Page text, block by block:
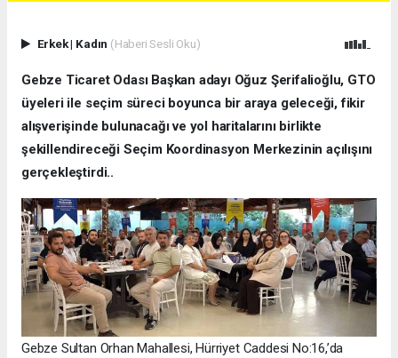
Erkek| Kadın (Haberi Sesli Oku)
Gebze Ticaret Odası Başkan adayı Oğuz Şerifalioğlu, GTO
üyeleri ile seçim süreci boyunca bir araya geleceği, fikir
alışverişinde bulunacağı ve yol haritalarını birlikte
şekillendireceği Seçim Koordinasyon Merkezinin açılışını
gerçekleştirdi..
Gebze Sultan Orhan Mahallesi, Hürriyet Caddesi No:16,’da